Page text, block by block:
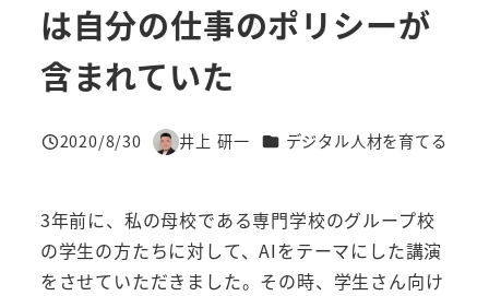
は自分の仕事のポリシーが
含まれていた
投稿日
2020/8/30
著
井上 研一 カテゴリー
デジタル人材を育てる
3年前に、私の母校である専門学校のグループ校
の学生の方たちに対して、AIをテーマにした講演
をさせていただきました。その時、学生さん向け